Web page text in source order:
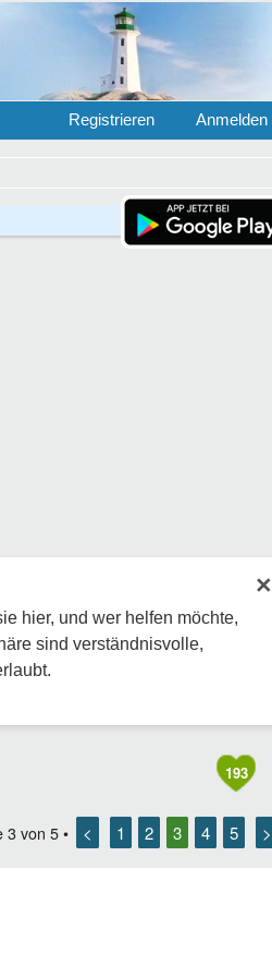
Anmelden
Registrieren
×
hier, und wer helfen möchte,
sind verständnisvolle,
193
3 von 5 • < 1 2 3 4 5 >